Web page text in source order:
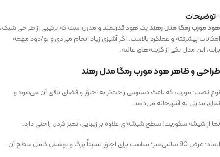
توضیحات
هود مورب رمگا مدل رهندیک هود قدرتمند و مدرن است که ترکیبی از طراحی شیک،
امکانات پیشرفته و عملکرد بالاست. اگر آشپزی زیاد انجام می‌دی و بو/دود مهمه
برات، این مدل یکی از گزینه‌های عالیه.
طراحی و ظاهر هود مورب رمگا مدل رهند
نوع نصب: مورب، که باعث دسترسی راحت‌تر به اجاق و فضای بالای آن می‌شود و
نمای مدرنی به آشپزخانه می‌دهد.
نما از شیشه سکوریت؛ سطح شیشه‌ای علاوه بر زیبایی، تمیز کردن راحتی دارد.
ابعاد: عرض 90 سانتی‌متر؛ مناسب برای اجاق نسبتاً بزرگ و پوشش کامل سطح آن.